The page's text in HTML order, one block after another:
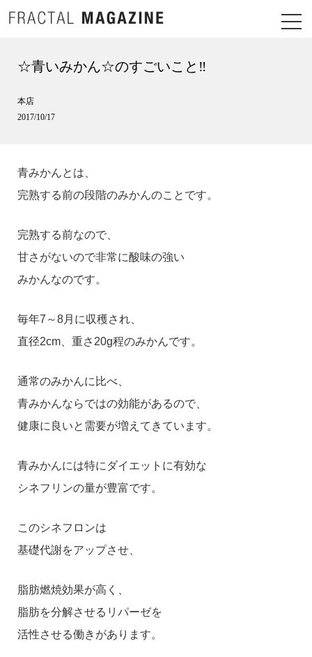
☆青いみかん☆のすごいこと‼
本店
2017/10/17
青みかんとは、
完熟する前の段階のみかんのことです。
完熟する前なので、
甘さがないので非常に酸味の強い
みかんなのです。
毎年7～8月に収穫され、
直径2cm、重さ20g程のみかんです。
通常のみかんに比べ、
青みかんならではの効能があるので、
健康に良いと需要が増えてきています。
青みかんには特にダイエットに有効な
シネフリンの量が豊富です。
このシネフロンは
基礎代謝をアップさせ、
脂肪燃焼効果が高く、
脂肪を分解させるリパーゼを
活性させる働きがあります。